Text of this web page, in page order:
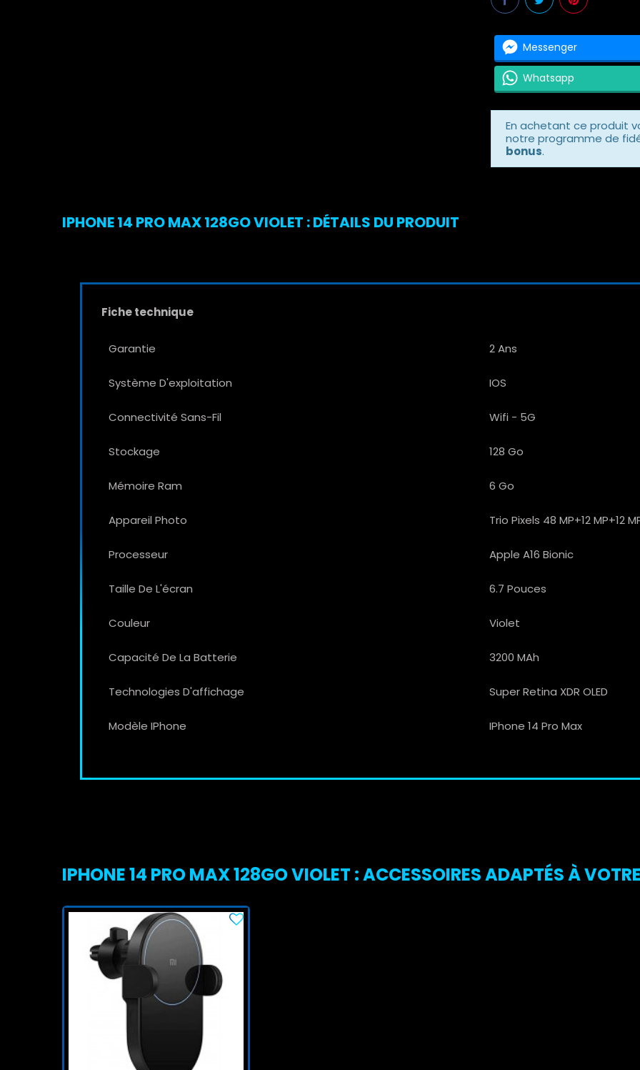
Messenger
Whatsapp
En achetant ce produit
notre programme de
bonus.
IPHONE 14 PRO MAX 128GO VIOLET : DÉTAILS DU PRODUIT
Fiche technique
Garantie 2 Ans
Système D'exploitation IOS
Connectivité Sans-Fil Wifi - 5G
Stockage 128 Go
Mémoire Ram 6 Go
Appareil Photo Trio Pixels 48 MP+12 MP+12
Processeur Apple A16 Bionic
Taille De L'écran 6.7 Pouces
Couleur Violet
Capacité De La Batterie 3200 MAh
Technologies D'affichage Super Retina XDR OLED
Modèle IPhone IPhone 14 Pro Max
IPHONE 14 PRO MAX 128GO VIOLET : ACCESSOIRES ADAPTÉS À